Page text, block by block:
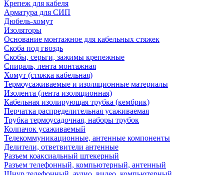
Крепеж для кабеля
Арматура для СИП
Дюбель-хомут
Изоляторы
Основание монтажное для кабельных стяжек
Скоба под гвоздь
Скобы, серьги, зажимы крепежные
Спираль, лента монтажная
Хомут (стяжка кабельная)
Термоусаживаемые и изоляционные материалы
Изолента (лента изоляционная)
Кабельная изолирующая трубка (кембрик)
Перчатка распределительная усаживаемая
Трубка термоусадочная, наборы трубок
Колпачок усаживаемый
Телекоммуникационные, антенные компоненты
Делители, ответвители антенные
Разъем коаксиальный штекерный
Разъем телефонный, компьютерный, антенный